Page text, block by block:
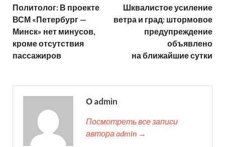
Политолог: В проекте
ВСМ «Петербург —
Минск» нет минусов,
кроме отсутствия
пассажиров
Шквалистое усиление
ветра и град: штормовое
предупреждение
объявлено
на ближайшие сутки
О admin
Посмотреть все записи
автора admin →